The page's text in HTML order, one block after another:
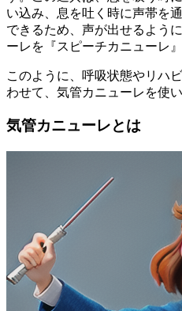
い込み、息を吐く時に声帯を
できるため、声が出せるよう
ーレを『スピーチカニューレ
このように、呼吸状態やリハ
わせて、気管カニューレを使
気管カニューレとは